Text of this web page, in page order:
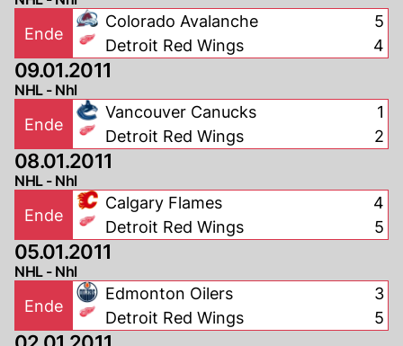
Ende
Colorado Avalanche
Detroit Red Wings
5
4
09.01.2011
NHL - Nhl
Ende
Vancouver Canucks
Detroit Red Wings
1
2
08.01.2011
NHL - Nhl
Ende
Calgary Flames
Detroit Red Wings
4
5
05.01.2011
NHL - Nhl
Ende
Edmonton Oilers
Detroit Red Wings
3
5